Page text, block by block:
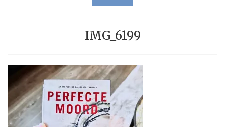
IMG_6199